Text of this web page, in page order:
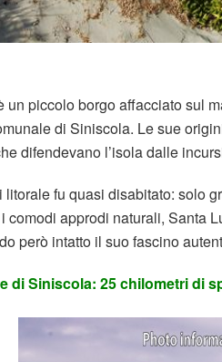
un piccolo borgo affacciato sul
di Siniscola. Le sue
difendevano l’isola dalle
fu quasi disabitato: solo
comodi approdi naturali, Santa
però intatto il suo fascino
di Siniscola: 25 chilometri di